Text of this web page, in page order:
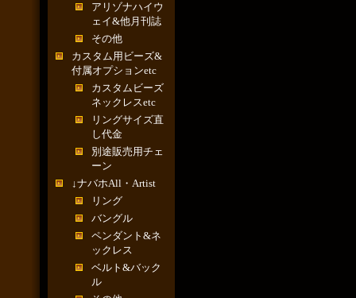
アリゾナハイウ
ェイ&他月刊誌
その他
カスタム用ビーズ&
付属オプションetc
カスタムビーズ
ネックレスetc
リングサイズ直
し代金
別途販売用チェ
ーン
↓ナバホAll・Artist
リング
バングル
ペンダント&ネ
ックレス
ベルト&バック
ル